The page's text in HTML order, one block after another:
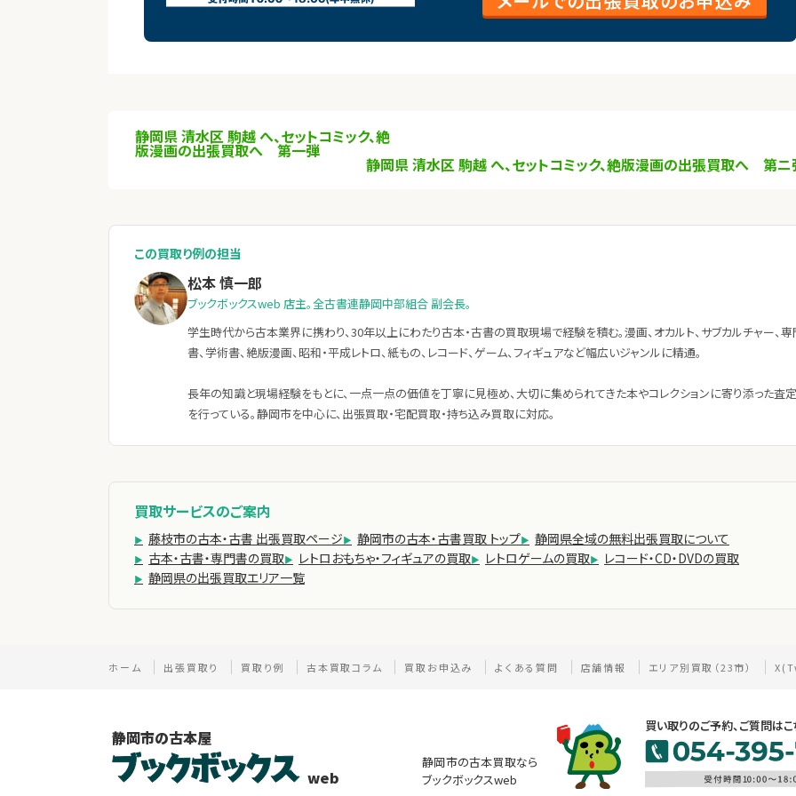
静岡県 清水区 駒越 へ、セットコミック、絶
版漫画の出張買取へ 第一弾
静岡県 清水区 駒越 へ、セットコミック、絶版漫画の出張買取へ 第ニ
この買取り例の担当
松本 慎一郎
ブックボックスweb 店主。全古書連静岡中部組合 副会長。
学生時代から古本業界に携わり、30年以上にわたり古本・古書の買取現場で経験を積む。漫画、オカルト、サブカルチャー、専
書、学術書、絶版漫画、昭和・平成レトロ、紙もの、レコード、ゲーム、フィギュアなど幅広いジャンルに精通。
長年の知識と現場経験をもとに、一点一点の価値を丁寧に見極め、大切に集められてきた本やコレクションに寄り添った査定
を行っている。静岡市を中心に、出張買取・宅配買取・持ち込み買取に対応。
買取サービスのご案内
藤枝市の古本・古書 出張買取ページ 静岡市の古本・古書買取 トップ
静岡県全域の無料出張買取について
古本・古書・専門書の買取
レトロおもちゃ・フィギュアの買取 レトロゲームの買取
レコード・CD・DVDの買取
静岡県の出張買取エリア一覧
ホーム 出張買取り 買取り例 古本買取コラム 買取お申込み よくある質問 店舗情報 エリア別買取（23市）
静岡市の古本屋
web
静岡市の古本買取なら
ブックボックスweb
買い取りのご予約、ご質問はこ